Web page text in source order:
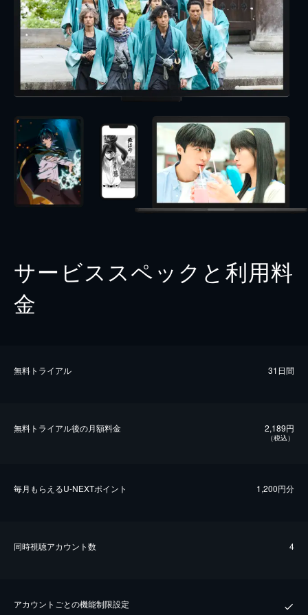
サービススペックと利用料
金
無料トライアル 31日間
無料トライアル後の⽉額料金 2,189円
（税込）
毎⽉もらえるU-NEXTポイント 1,200円分
同時視聴アカウント数 4
アカウントごとの機能制限設定